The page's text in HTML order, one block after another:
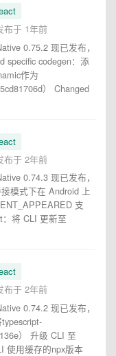
布于 1年前
0.75.2 现已发布，
specific codegen：添
作为
） Changed
布于 2年前
0.74.3 现已发布，
模式下在 Android 上
支
将 CLI 更新至
布于 2年前
0.74.2 现已发布，
） 升级 CLI 至
使用缓存的npx版本